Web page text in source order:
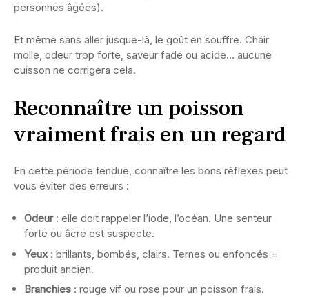
personnes âgées).
Et même sans aller jusque-là, le goût en souffre. Chair
molle, odeur trop forte, saveur fade ou acide… aucune
cuisson ne corrigera cela.
Reconnaître un poisson
vraiment frais en un regard
En cette période tendue, connaître les bons réflexes peut
vous éviter des erreurs :
Odeur: elle doit rappeler l’iode, l’océan. Une senteur
forte ou âcre est suspecte.
Yeux: brillants, bombés, clairs. Ternes ou enfoncés =
produit ancien.
Branchies : rouge vif ou rose pour un poisson frais.